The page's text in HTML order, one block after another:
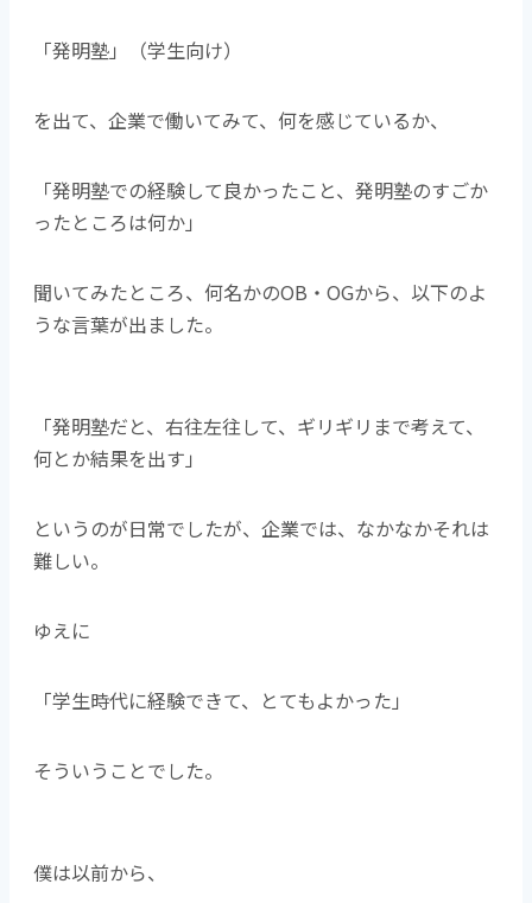
「発明塾」（学生向け）
を出て、企業で働いてみて、何を感じているか、
「発明塾での経験して良かったこと、発明塾のすごか
ったところは何か」
聞いてみたところ、何名かのOB・OGから、以下のよ
うな言葉が出ました。
「発明塾だと、右往左往して、ギリギリまで考えて、
何とか結果を出す」
というのが日常でしたが、企業では、なかなかそれは
難しい。
ゆえに
「学生時代に経験できて、とてもよかった」
そういうことでした。
僕は以前から、